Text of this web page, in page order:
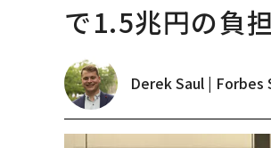
で1.5兆円の負
Derek Saul | Forbes